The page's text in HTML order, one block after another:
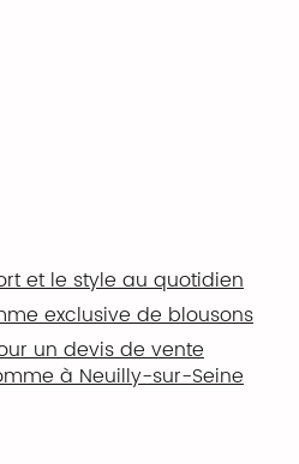
et le style au quotidien
exclusive de blousons
un devis de vente
à Neuilly-sur-Seine